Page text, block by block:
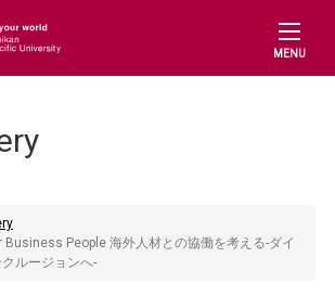
MENU
Business People 海外人材との協働を考える-ダイ
ルージョンへ-